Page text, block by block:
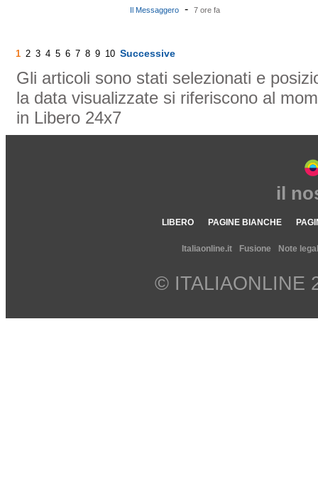
Il Messaggero - 7 ore fa
1 2 3 4 5 6 7 8 9 10 Successive
Gli articoli sono stati selezionati e
la data visualizzate si riferiscono al
in Libero 24x7
il
LIBERO PAGINE BIANCHE
Italiaonline.it Fusione Note
© ITALIAONLINE